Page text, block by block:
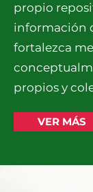
propio
información
fortalezca
propios y
VER MÁS